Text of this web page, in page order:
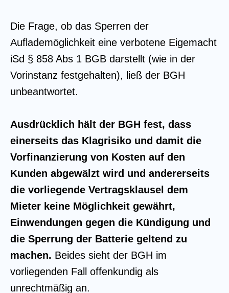
Die Frage, ob das Sperren der
Auflademöglichkeit eine verbotene Eigemacht
iSd § 858 Abs 1 BGB darstellt (wie in der
Vorinstanz festgehalten), ließ der BGH
unbeantwortet.
Ausdrücklich hält der BGH fest, dass
einerseits das Klagrisiko und damit die
Vorfinanzierung von Kosten auf den
Kunden abgewälzt wird und andererseits
die vorliegende Vertragsklausel dem
Mieter keine Möglichkeit gewährt,
Einwendungen gegen die Kündigung und
die Sperrung der Batterie geltend zu
machen. Beides sieht der BGH im
vorliegenden Fall offenkundig als
unrechtmäßig an.